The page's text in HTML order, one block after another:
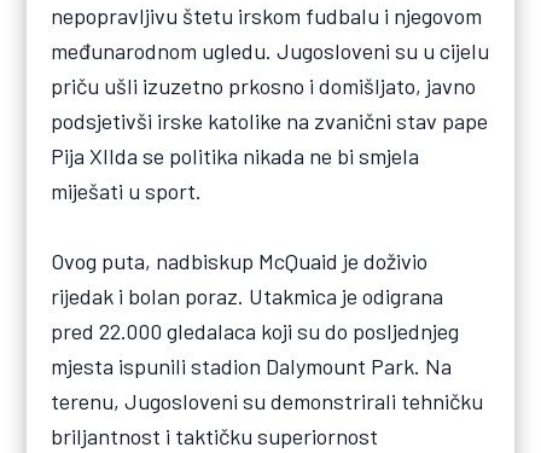
nepopravljivu štetu irskom fudbalu i njegovom
međunarodnom ugledu. Jugosloveni su u cijelu
priču ušli izuzetno prkosno i domišljato, javno
podsjetivši irske katolike na zvanični stav pape
Pija XIIda se politika nikada ne bi smjela
miješati u sport.
Ovog puta, nadbiskup McQuaid je doživio
rijedak i bolan poraz. Utakmica je odigrana
pred 22.000 gledalaca koji su do posljednjeg
mjesta ispunili stadion Dalymount Park. Na
terenu, Jugosloveni su demonstrirali tehničku
briljantnost i taktičku superiornost